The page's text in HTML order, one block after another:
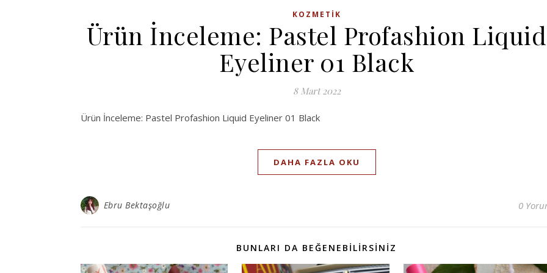
KOZMETIK
Ürün İnceleme: Pastel Profashion Liquid
Eyeliner 01 Black
8 Mart 2022
Ürün İnceleme: Pastel Profashion Liquid Eyeliner 01 Black
DAHA FAZLA OKU
Ebru Bektaşoğlu 0
BUNLARI DA BEĞENEBILIRSINIZ